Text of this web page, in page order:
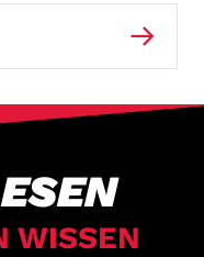
WISSEN